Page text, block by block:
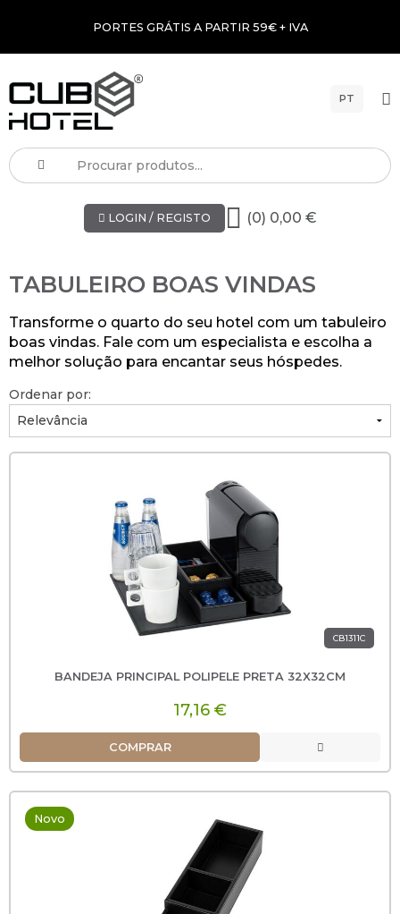
PORTES GRÁTIS A PARTIR 59€ + IVA
PT
LOGIN / REGISTO (0) 0,00 €
TABULEIRO BOAS VINDAS
Transforme o quarto do seu hotel com um tabuleiro
boas vindas. Fale com um especialista e escolha a
melhor solução para encantar seus hóspedes.
Ordenar por:
CB1311C
BANDEJA PRINCIPAL POLIPELE PRETA 32X32CM
17,16 €
COMPRAR
Novo